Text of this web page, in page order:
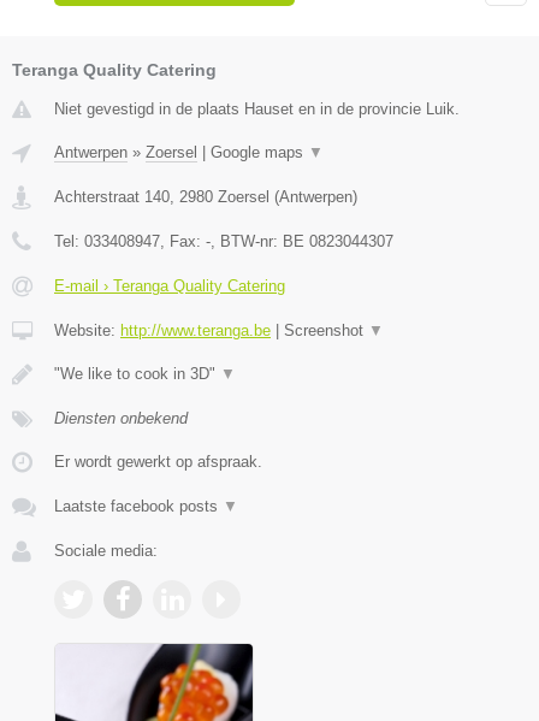
Teranga Quality Catering
Niet gevestigd in de plaats Hauset en in de provincie Luik.
Antwerpen » Zoersel Google maps ▼
Achterstraat 140 2980 Zoersel (Antwerpen)
Tel: 033408947 , Fax: - , BTW-nr: BE 0823044307
E-mail › Teranga Quality Catering
Website: http://www.teranga.be Screenshot ▼
"We like to cook in 3D" ▼
Diensten onbekend
Er wordt gewerkt op afspraak.
Laatste facebook posts ▼
Sociale media: